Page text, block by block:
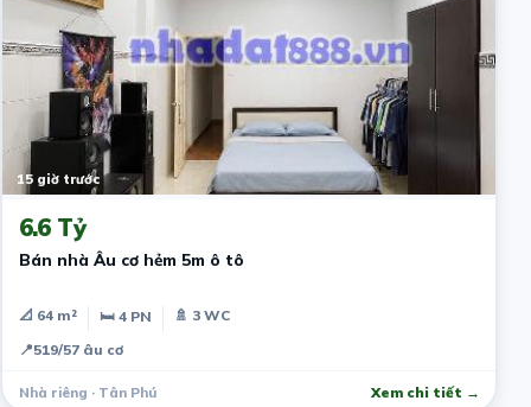
15 giờ trước
6.6 Tỷ
Bán nhà Âu cơ hẻm 5m ô tô
📐 64 m² 🛏 4 PN
🚿 3 WC
📍519/57 âu cơ
Nhà riêng · Tân Phú Xem chi tiết →